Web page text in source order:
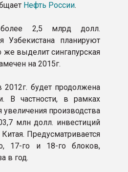
Нефть России.
2,5 млрд долл.
Узбекистана планируют
выделит сингапурская
на 2015г.
будет продолжена
В частности, в рамках
увеличения производства
млн долл. инвестиций
Предусматривается
17-го и 18-го блоков,
в год.